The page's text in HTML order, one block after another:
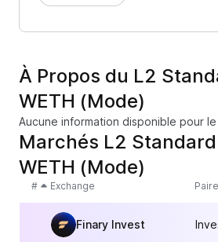
À Propos du L2
WETH (Mode)
Aucune information disponible pour le
Marchés L2
WETH (Mode)
# Exchange Paire
Finary Invest